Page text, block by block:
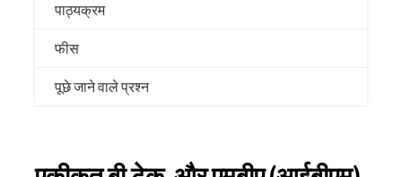
पाठ्यक्रम
फीस
पूछे जाने वाले प्रश्न